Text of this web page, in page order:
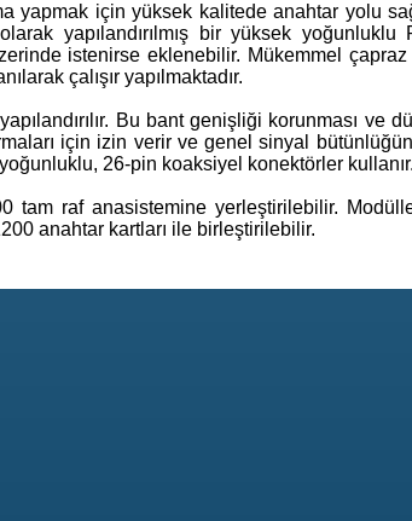
yapmak için yüksek kalitede anahtar yolu
yapılandırılmış bir yüksek yoğunluklu
istenirse eklenebilir. Mükemmel çapraz
çalışır yapılmaktadır.
Bu bant genişliği korunması ve
için izin verir ve genel sinyal
26-pin koaksiyel konektörler kullanır.
tam raf anasistemine yerleştirilebilir.
anahtar kartları ile birleştirilebilir.